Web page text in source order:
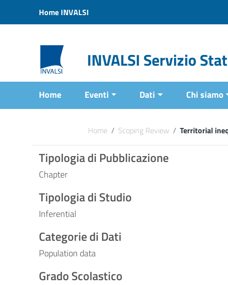
Vai al menu di navigazione
Home INVALSI
INVALSI Servizio
Home Eventi Dati Chi siamo
Home / Scoping Review / Territorial
Tipologia di Pubblicazione
Chapter
Tipologia di Studio
Inferential
Categorie di Dati
Population data
Grado Scolastico